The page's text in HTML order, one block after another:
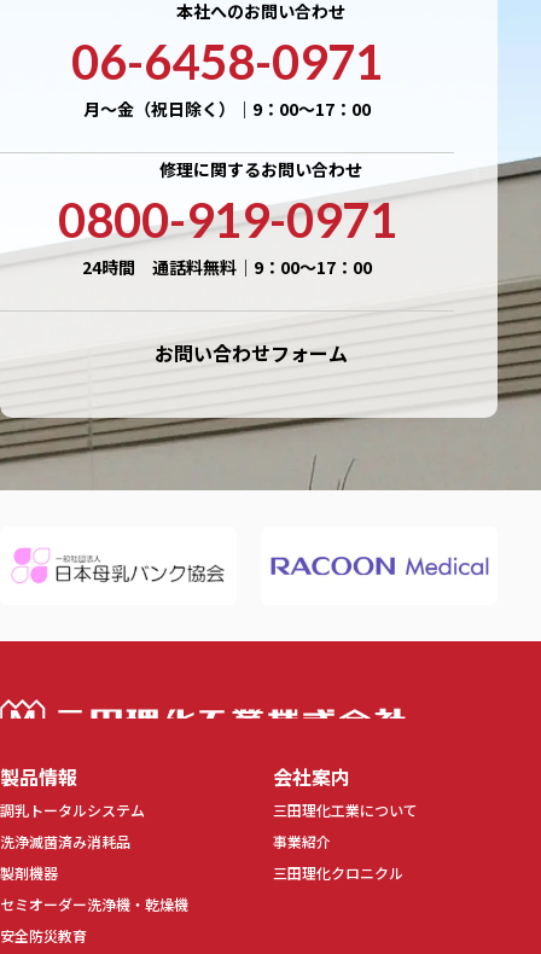
本社へのお問い合わせ
06-6458-0971
月〜金（祝日除く）｜9：00〜17：00
修理に関するお問い合わせ
0800-919-0971
24時間 通話料無料｜9：00〜17：00
お問い合わせフォーム
製品情報
調乳トータルシステム
洗浄滅菌済み消耗品
製剤機器
セミオーダー洗浄機・乾燥機
安全防災教育
会社案内
三田理化工業について
事業紹介
三田理化クロニクル